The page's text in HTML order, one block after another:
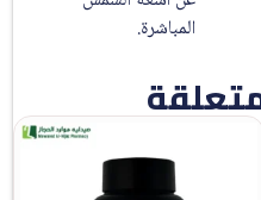
المباشرة.